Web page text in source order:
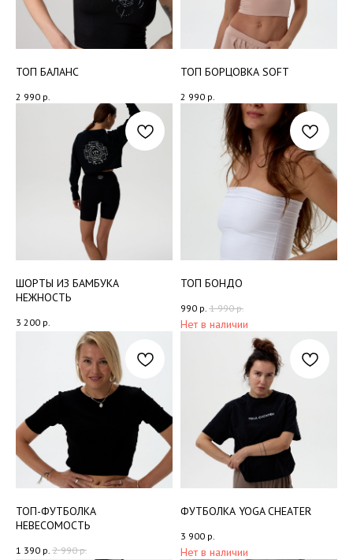
ТОП БАЛАНС
2 990 р.
ТОП БОРЦОВКА SOFT
2 990 р.
ШОРТЫ ИЗ БАМБУКА
НЕЖНОСТЬ
3 200 р.
ТОП БОНДО
990 р. 1 990 р.
Нет в наличии
ТОП-ФУТБОЛКА
НЕВЕСОМОСТЬ
1 390 р. 2 990 р.
ФУТБОЛКА YOGA CHEATER
3 900 р.
Нет в наличии